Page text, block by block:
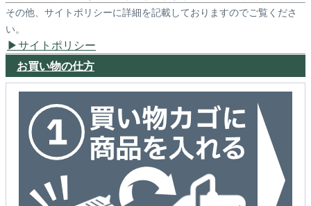
その他、サイトポリシーに詳細を記載しておりますのでご覧くださ
い。
サイトポリシー
お買い物の仕方